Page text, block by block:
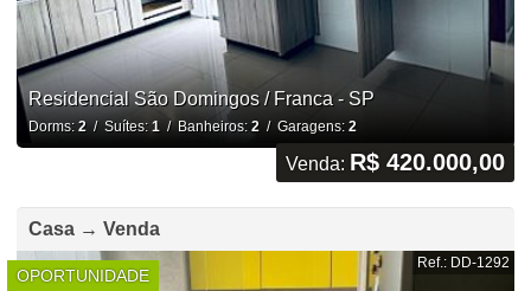
Residencial São Domingos / Franca - SP
Dorms: 2/ Suítes: 1/ Banheiros: 2/ Garagens: 2
Venda: R$ 420.000,00
Casa → Venda
OPORTUNIDADE
Ref.: DD-1292